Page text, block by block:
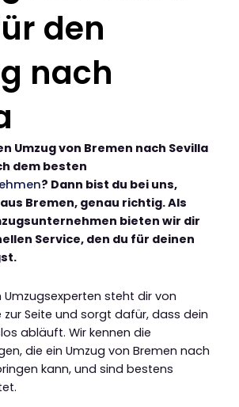
den
nach
Umzug von Bremen nach Sevilla
dem besten
? Dann bist du bei uns,
Bremen, genau richtig. Als
bieten wir dir
Service, den du für deinen
Umzugsexperten steht dir von
zur Seite und sorgt dafür, dass dein
abläuft. Wir kennen die
die ein Umzug von Bremen nach
kann, und sind bestens